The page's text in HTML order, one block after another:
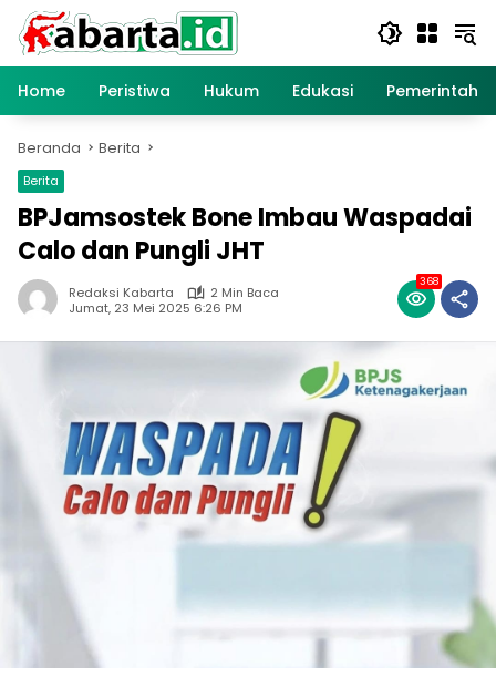
Langsung
konten
Home
Peristiwa Hukum Edukasi
Beranda Berita
Berita
BPJamsostek Bone Imbau Waspadai
Calo dan Pungli JHT
Redaksi Kabarta
2 Min Baca
Jumat, 23 Mei 2025 6:26 PM
368